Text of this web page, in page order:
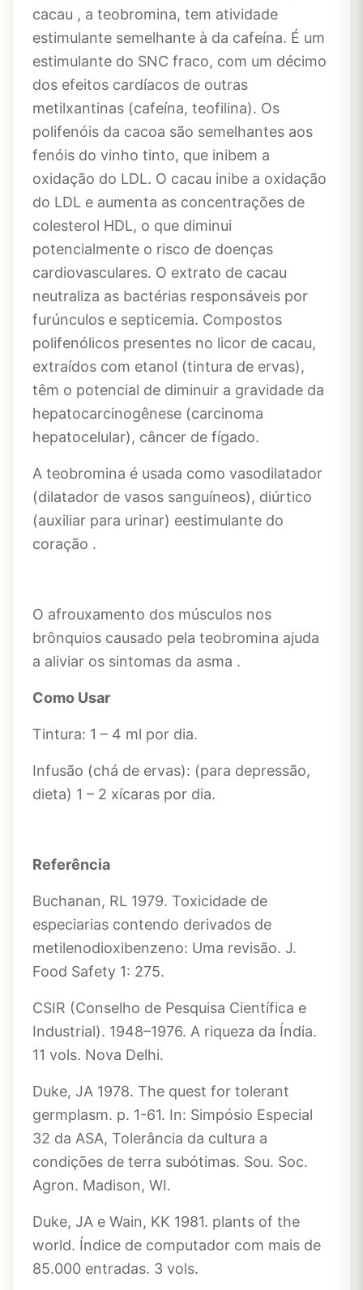
cacau , a teobromina, tem atividade
estimulante semelhante à da cafeína. É um
estimulante do SNC fraco, com um décimo
dos efeitos cardíacos de outras
metilxantinas (cafeína, teofilina). Os
polifenóis da cacoa são semelhantes aos
fenóis do vinho tinto, que inibem a
oxidação do LDL. O cacau inibe a oxidação
do LDL e aumenta as concentrações de
colesterol HDL, o que diminui
potencialmente o risco de doenças
cardiovasculares. O extrato de cacau
neutraliza as bactérias responsáveis ​​por
furúnculos e septicemia. Compostos
polifenólicos presentes no licor de cacau,
extraídos com etanol (tintura de ervas),
têm o potencial de diminuir a gravidade da
hepatocarcinogênese (carcinoma
hepatocelular), câncer de fígado.
A teobromina é usada como vasodilatador
(dilatador de vasos sanguíneos), diúrtico
(auxiliar para urinar) eestimulante do
coração .
O afrouxamento dos músculos nos
brônquios causado pela teobromina ajuda
a aliviar os sintomas da asma .
Como Usar
Tintura: 1 – 4 ml por dia.
Infusão (chá de ervas): (para depressão,
dieta) 1 – 2 xícaras por dia.
Referência
Buchanan, RL 1979. Toxicidade de
especiarias contendo derivados de
metilenodioxibenzeno: Uma revisão. J.
Food Safety 1: 275.
CSIR (Conselho de Pesquisa Científica e
Industrial). 1948–1976. A riqueza da Índia.
11 vols. Nova Delhi.
Duke, JA 1978. The quest for tolerant
germplasm. p. 1-61. In: Simpósio Especial
32 da ASA, Tolerância da cultura a
condições de terra subótimas. Sou. Soc.
Agron. Madison, WI.
Duke, JA e Wain, KK 1981. plants of the
world. Índice de computador com mais de
85.000 entradas. 3 vols.